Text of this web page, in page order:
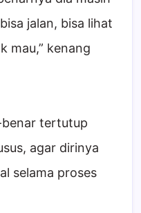
jalan, bisa lihat
mau,” kenang
tertutup
agar dirinya
selama proses